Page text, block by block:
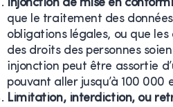
Injonction de mise en
que le traitement des
obligations légales, ou que les
des droits des personnes
injonction peut être assortie
pouvant aller jusqu’à 100
Limitation, interdiction, ou